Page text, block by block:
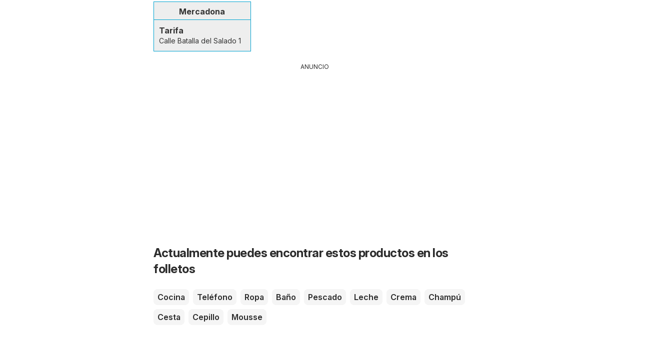
Mercadona
Tarifa
Calle Batalla del Salado 1
ANUNCIO
Actualmente puedes encontrar estos productos en los
folletos
Cocina Teléfono Ropa Baño Pescado Leche Crema
Champú
Cesta
Cepillo Mousse